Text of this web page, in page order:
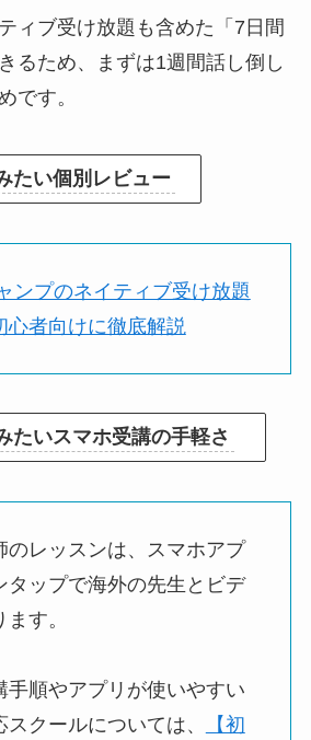
ィブ受け放題も含めた「7日間
るため、まずは1週間話し倒し
です。
たい個別レビュー
ンプのネイティブ受け放題
心者向けに徹底解説
たいスマホ受講の手軽さ
のレッスンは、スマホアプ
タップで海外の先生とビデ
す。
手順やアプリが使いやすい
クールについては、
【初